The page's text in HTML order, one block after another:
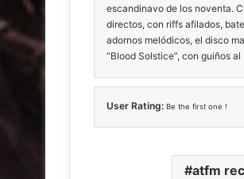
escandinavo de los noventa.
directos, con riffs afilados,
adornos melódicos, el disco
“Blood Solstice”, con guiños
User Rating: Be the first one !
atfm